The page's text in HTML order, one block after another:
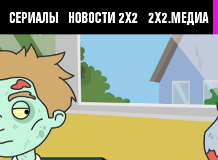
СЕРИАЛЫ НОВОСТИ 2Х2 2Х2.МЕДИА